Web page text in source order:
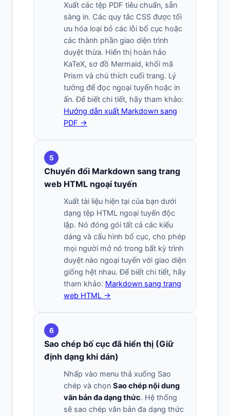
Xuất các tệp PDF tiêu chuẩn, sẵn
sàng in. Các quy tắc CSS được tối
ưu hóa loại bỏ các lỗi bố cục hoặc
các thành phần giao diện trình
duyệt thừa. Hiển thị hoàn hảo
KaTeX, sơ đồ Mermaid, khối mã
Prism và chú thích cuối trang. Lý
tưởng để đọc ngoại tuyến hoặc in
ấn. Để biết chi tiết, hãy tham khảo:
Hướng dẫn xuất Markdown sang
PDF →
5
Chuyển đổi Markdown sang trang
web HTML ngoại tuyến
Xuất tài liệu hiện tại của bạn dưới
dạng tệp HTML ngoại tuyến độc
lập. Nó đóng gói tất cả các kiểu
dáng và cấu hình bố cục, cho phép
mọi người mở nó trong bất kỳ trình
duyệt nào ngoại tuyến với giao diện
giống hệt nhau. Để biết chi tiết, hãy
tham khảo: Markdown sang trang
web HTML →
6
Sao chép bố cục đã hiển thị (Giữ
định dạng khi dán)
Nhấp vào menu thả xuống Sao
chép và chọn Sao chép nội dung
văn bản đa dạng thức. Hệ thống
sẽ sao chép văn bản đa dạng thức